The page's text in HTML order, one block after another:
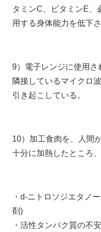
タミンC、ビタミンE、
用する身体能力を低下
9）電子レンジに使用さ
隣接しているマイクロ
引き起こしている。
10）加工食肉を、人間
十分に加熱したところ
・d-ニトロソジエタノ
剤)
・活性タンパク質の不